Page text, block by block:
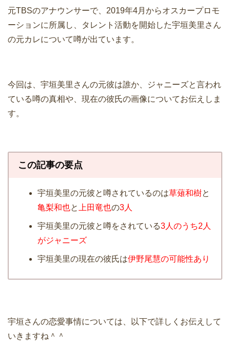
元TBSのアナウンサーで、2019年4月からオスカープロモ
ーションに所属し、タレント活動を開始した宇垣美里さん
の元カレについて噂が出ています。
今回は、宇垣美里さんの元彼は誰か、ジャニーズと言われ
ている噂の真相や、現在の彼氏の画像についてお伝えしま
す。
この記事の要点
宇垣美里の元彼と噂されているのは草薙和樹と
亀梨和也と 上田竜也の3人
宇垣美里の元彼と噂をされている3人のうち2人
がジャニーズ
宇垣美里の現在の彼氏は伊野尾慧の可能性あり
宇垣さんの恋愛事情については、以下で詳しくお伝えして
いきますね＾＾